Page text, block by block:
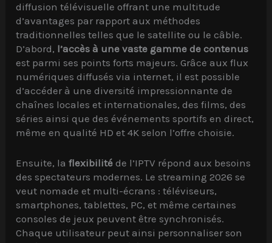
diffusion télévisuelle offrant une multitude
d’avantages par rapport aux méthodes
traditionnelles telles que le satellite ou le câble.
D’abord, l’accès à une vaste gamme de contenus
est parmi ses points forts majeurs. Grâce aux flux
numériques diffusés via internet, il est possible
d’accéder à une diversité impressionnante de
chaînes locales et internationales, des films, des
séries ainsi que des événements sportifs en direct,
même en qualité HD et 4K selon l’offre choisie.
Ensuite, laflexibilité de l’IPTV répond aux besoins
des spectateurs modernes. Le streaming 2026 se
veut nomade et multi-écrans : téléviseurs,
smartphones, tablettes, PC, et même certaines
consoles de jeux peuvent être synchronisés.
Chaque utilisateur peut ainsi personnaliser son